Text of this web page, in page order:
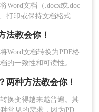
接下来就为大家详细的
Word文档（.docx或.doc
打印或保持文档格式的
文档转成pdf呢？以下
Word文档转换成PDF格
法教会你！
Word文档转换为PDF格
的一致性和可读性。
介绍三种将Word文档
现格式转换。
种方法教会你！
换变得越来越普遍。其
常见的需求，因为PDF